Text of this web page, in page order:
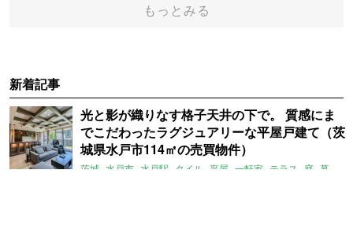
もっとみる
新着記事
光と影が織りなす格子天井の下で。 質感にま
でこだわったラグジュアリーな平屋戸建て（茨
城県水戸市114㎡の売買物件）
茨城 水戸市 水戸駅 タイル 平屋 一軒家 テラス 庭 募集中